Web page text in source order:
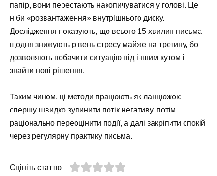
папір, вони перестають накопичуватися у голові. Це
ніби «розвантаження» внутрішнього диску.
Дослідження показують, що всього 15 хвилин письма
щодня знижують рівень стресу майже на третину, бо
дозволяють побачити ситуацію під іншим кутом і
знайти нові рішення.
Таким чином, ці методи працюють як ланцюжок:
спершу швидко зупинити потік негативу, потім
раціонально переоцінити події, а далі закріпити спокій
через регулярну практику письма.
Оцініть статтю